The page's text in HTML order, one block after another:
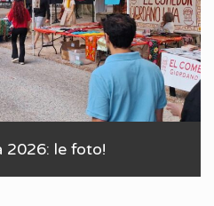
2026: le foto!